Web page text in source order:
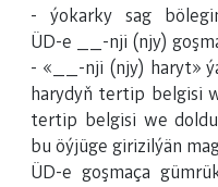
- ýokarky sag
ÜD-e __-nji (njy)
- «__-nji (njy) haryt»
harydyň tertip belgisi
tertip belgisi we
bu öýjüge girizilýän
ÜD-e goşmaça